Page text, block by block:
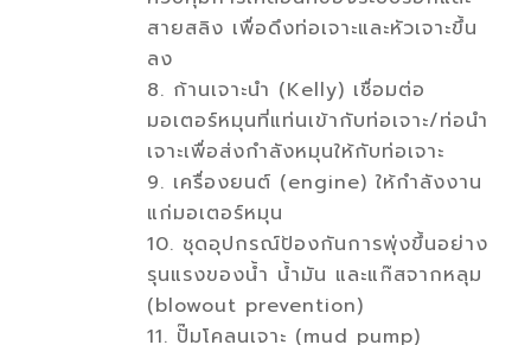
สายสลิง เพื่อดึงท่อเจาะและหัวเจาะขึ้น
ลง
8. ก้านเจาะนำ (Kelly) เชื่อมต่อ
มอเตอร์หมุนที่แท่นเข้ากับท่อเจาะ/ท่อนำ
เจาะเพื่อส่งกำลังหมุนให้กับท่อเจาะ
9. เครื่องยนต์ (engine) ให้กำลังงาน
แก่มอเตอร์หมุน
10. ชุดอุปกรณ์ป้องกันการพุ่งขึ้นอย่าง
รุนแรงของนํ้า นํ้ามัน และแก๊สจากหลุม
(blowout prevention)
11. ปั๊มโคลนเจาะ (mud pump)